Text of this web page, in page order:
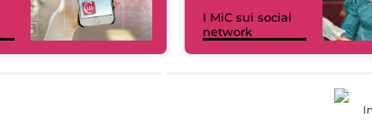
I MiC sui social
network